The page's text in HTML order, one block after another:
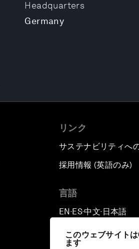
このウェブサイト
ます
Headquarters
Germany
リンク
サステナビリティへ
採用情報 (英語のみ)
言語
EN ▪ES▪中文▪ 日本語